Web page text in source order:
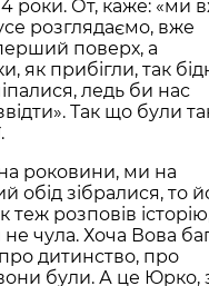
4 роки. От, каже: «ми
розглядаємо, вже
поверх, а
як прибігли, так
ледь би нас
Так що були
роковини, ми на
обід зібралися, то
теж розповів
чула. Хоча Вова
дитинство, про
були. А це Юрко,